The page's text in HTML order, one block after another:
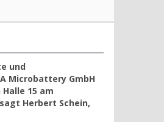
und
Microbattery GmbH
15 am
Herbert Schein,